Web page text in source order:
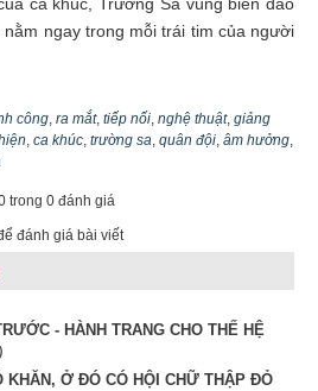
ngay trong mỗi trái tim của người
công, ra mắt, tiếp nối, nghệ thuật, giảng
, ca khúc, trường sa, quân đội, âm hưởng,
trong 0 đánh giá
đánh giá bài viết
- HÀNH TRANG CHO THẾ HỆ
KHĂN, Ở ĐÓ CÓ HỘI CHỮ THẬP ĐỎ